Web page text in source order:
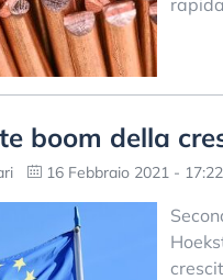
boom della
16 Febbraio 2021 - 17:22